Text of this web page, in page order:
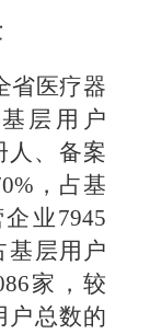
省医疗器
层用户
人、备案
，占基
业7945
基层用户
家，较
户总数的